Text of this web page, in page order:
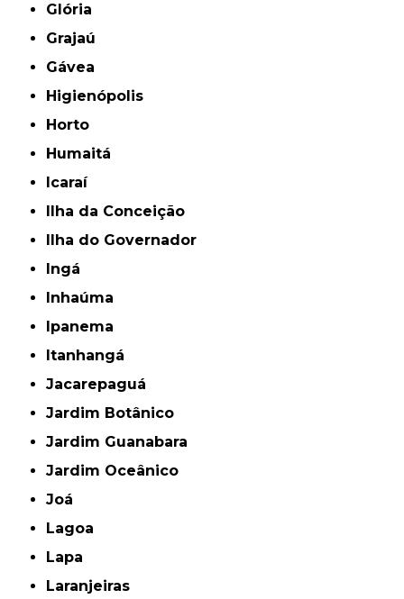
Glória
Grajaú
Gávea
Higienópolis
Horto
Humaitá
Icaraí
Ilha da Conceição
Ilha do Governador
Ingá
Inhaúma
Ipanema
Itanhangá
Jacarepaguá
Jardim Botânico
Jardim Guanabara
Jardim Oceânico
Joá
Lagoa
Lapa
Laranjeiras